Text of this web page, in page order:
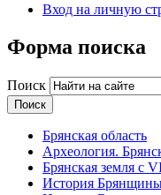
Вход на личную
Форма поиска
Поиск
Брянская область
Археология.
Брянская земля с
История